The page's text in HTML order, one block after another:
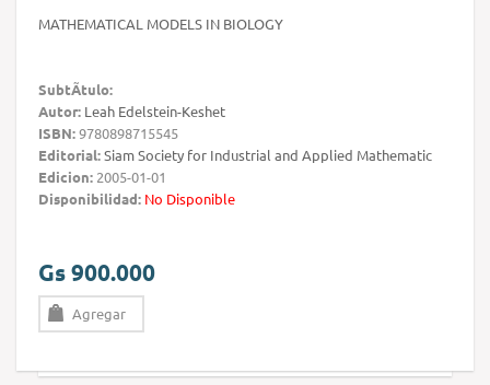
MATHEMATICAL MODELS IN BIOLOGY
SubtÃ­tulo:
Autor: Leah Edelstein-Keshet
ISBN:9780898715545
Editorial:Siam Society for Industrial and Applied Mathematic
Edicion: 2005-01-01
Disponibilidad: No Disponible
Gs 900.000
Agregar